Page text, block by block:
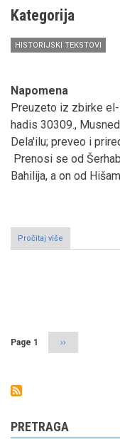
Kategorija
HISTORIJSKI TEKSTOVI
Napomena
Preuzeto iz zbirke
hadis 30309.,
Dela'ilu; preveo i
Prenosi se od
Bahilija, a on od
Pročitaj više
Zanimljiva
islam
Page 1
Next
››
PRETRAGA